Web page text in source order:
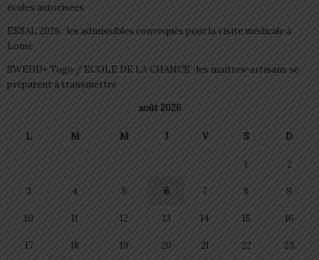
écoles autorisées
ESSAL 2026 : les admissibles convoqués pour la visite médicale à
Lomé
SWEDD+ Togo / ECOLE DE LA CHANCE : les maitres-artisans se
préparent à transmettre
août 2026
L M M J V S D
1 2
3 4 5 6 7 8 9
10 11 12 13 14 15 16
17 18 19 20 21 22 23